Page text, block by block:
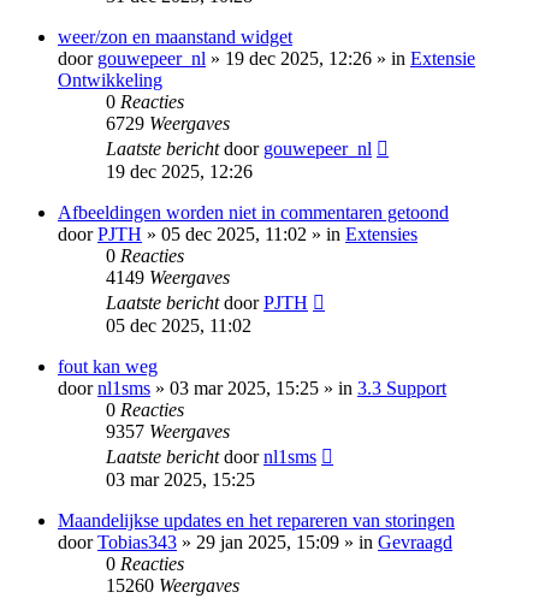
weer/zon en maanstand widget
door gouwepeer_nl » 19 dec 2025, 12:26 » in Extensie
Ontwikkeling
0 Reacties
6729 Weergaves
Laatste berichtdoor gouwepeer_nl
19 dec 2025, 12:26
Afbeeldingen worden niet in commentaren getoond
doorPJTH » 05 dec 2025, 11:02 » in Extensies
0 Reacties
4149 Weergaves
Laatste berichtdoorPJTH
05 dec 2025, 11:02
fout kan weg
doornl1sms » 03 mar 2025, 15:25 » in 3.3 Support
0 Reacties
9357 Weergaves
Laatste berichtdoornl1sms
03 mar 2025, 15:25
Maandelijkse updates en het repareren van storingen
doorTobias343 » 29 jan 2025, 15:09 » in Gevraagd
0 Reacties
15260 Weergaves